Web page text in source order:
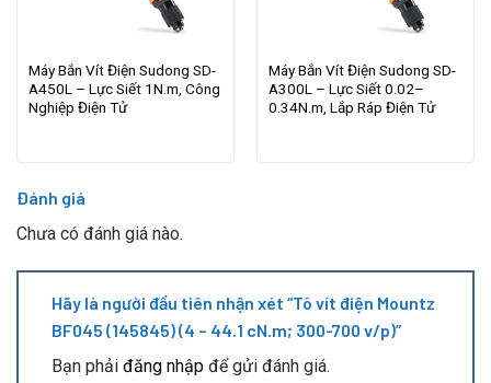
Máy Bắn Vít Điện Sudong SD-
A450L – Lực Siết 1N.m, Công
Nghiệp Điện Tử
Máy Bắn Vít Điện Sudong SD-
A300L – Lực Siết 0.02–
0.34N.m, Lắp Ráp Điện Tử
Đánh giá
Chưa có đánh giá nào.
Hãy là người đầu tiên nhận xét “Tô vít điện Mountz
BF045 (145845) (4 – 44.1 cN.m; 300-700 v/p)”
Bạn phải đăng nhập để gửi đánh giá.